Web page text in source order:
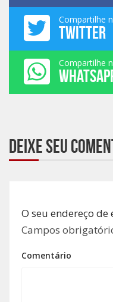
Compartilhe
TWITTER
Compartilhe
Deixe seu
O seu endereço
Campos
Comentário